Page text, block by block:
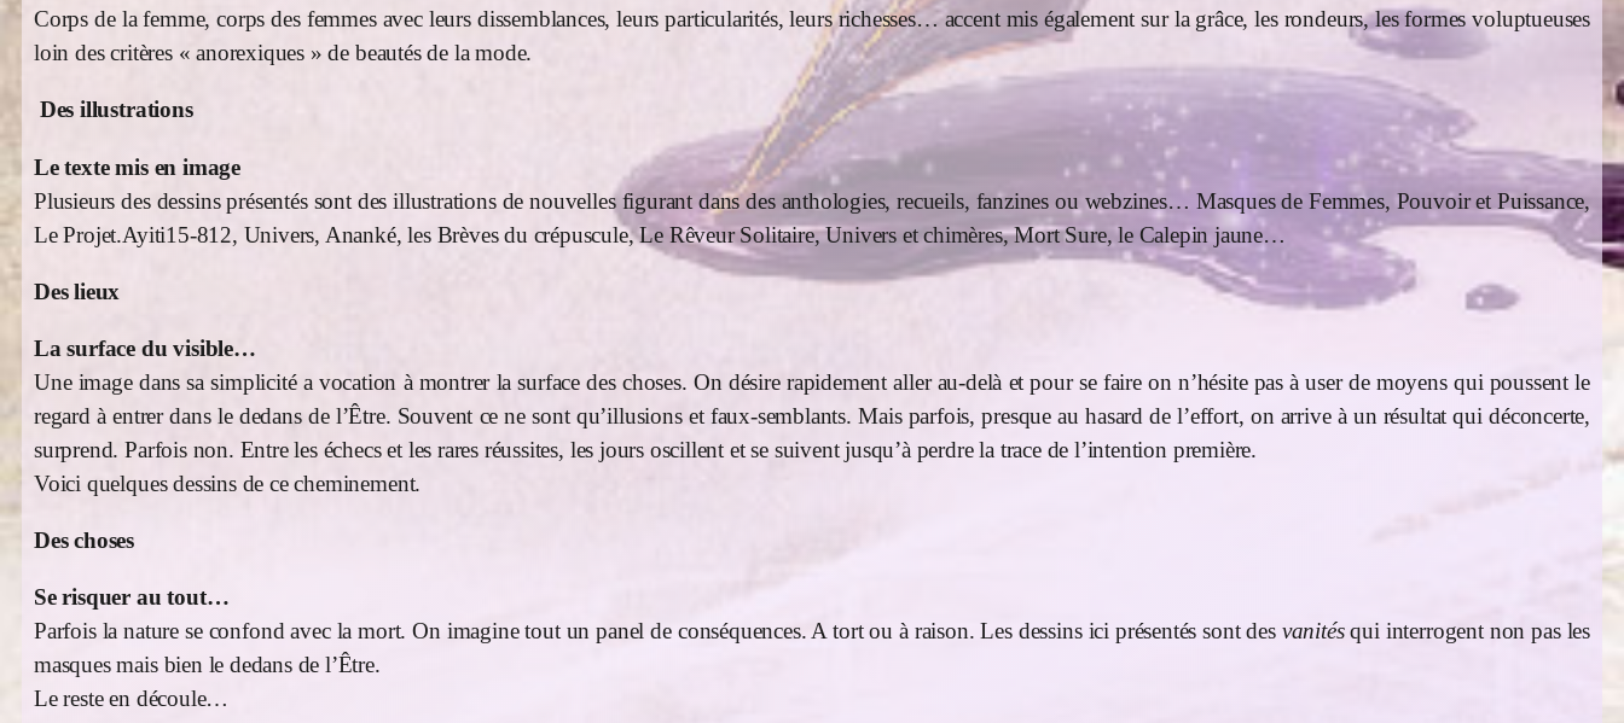
Corps de la femme, corps des femmes avec leurs dissemblances, leurs particularités, leurs richesses… accent mis également sur la grâce, les rondeurs, les formes voluptueuses
loin des critères « anorexiques » de beautés de la mode.
Des illustrations
Le texte mis en image
Plusieurs des dessins présentés sont des illustrations de nouvelles figurant dans des anthologies, recueils, fanzines ou webzines… Masques de Femmes, Pouvoir et Puissance,
Le Projet.Ayiti15-812, Univers, Ananké, les Brèves du crépuscule, Le Rêveur Solitaire, Univers et chimères, Mort Sure, le Calepin jaune…
Des lieux
La surface du visible…
Une image dans sa simplicité a vocation à montrer la surface des choses. On désire rapidement aller au-delà et pour se faire on n’hésite pas à user de moyens qui poussent le
regard à entrer dans le dedans de l’Être. Souvent ce ne sont qu’illusions et faux-semblants. Mais parfois, presque au hasard de l’effort, on arrive à un résultat qui déconcerte,
surprend. Parfois non. Entre les échecs et les rares réussites, les jours oscillent et se suivent jusqu’à perdre la trace de l’intention première.
Voici quelques dessins de ce cheminement.
Des choses
Se risquer au tout…
Parfois la nature se confond avec la mort. On imagine tout un panel de conséquences. A tort ou à raison. Les dessins ici présentés sont des vanitésqui interrogent non pas les
masques mais bien le dedans de l’Être.
Le reste en découle…